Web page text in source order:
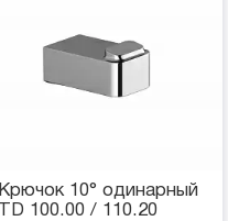
Крючок 10° одинарный
TD 100.00 / 110.20